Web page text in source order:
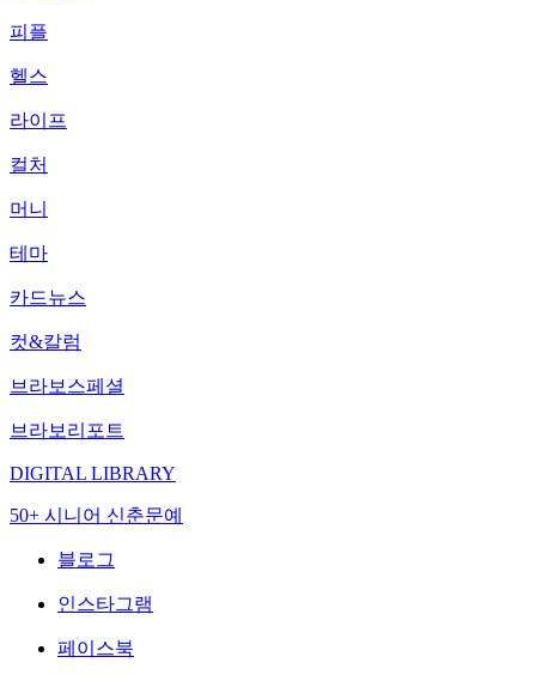
피플
헬스
라이프
컬처
머니
테마
카드뉴스
컷&칼럼
브라보스페셜
브라보리포트
DIGITAL LIBRARY
50+ 시니어 신춘문예
블로그
인스타그램
페이스북